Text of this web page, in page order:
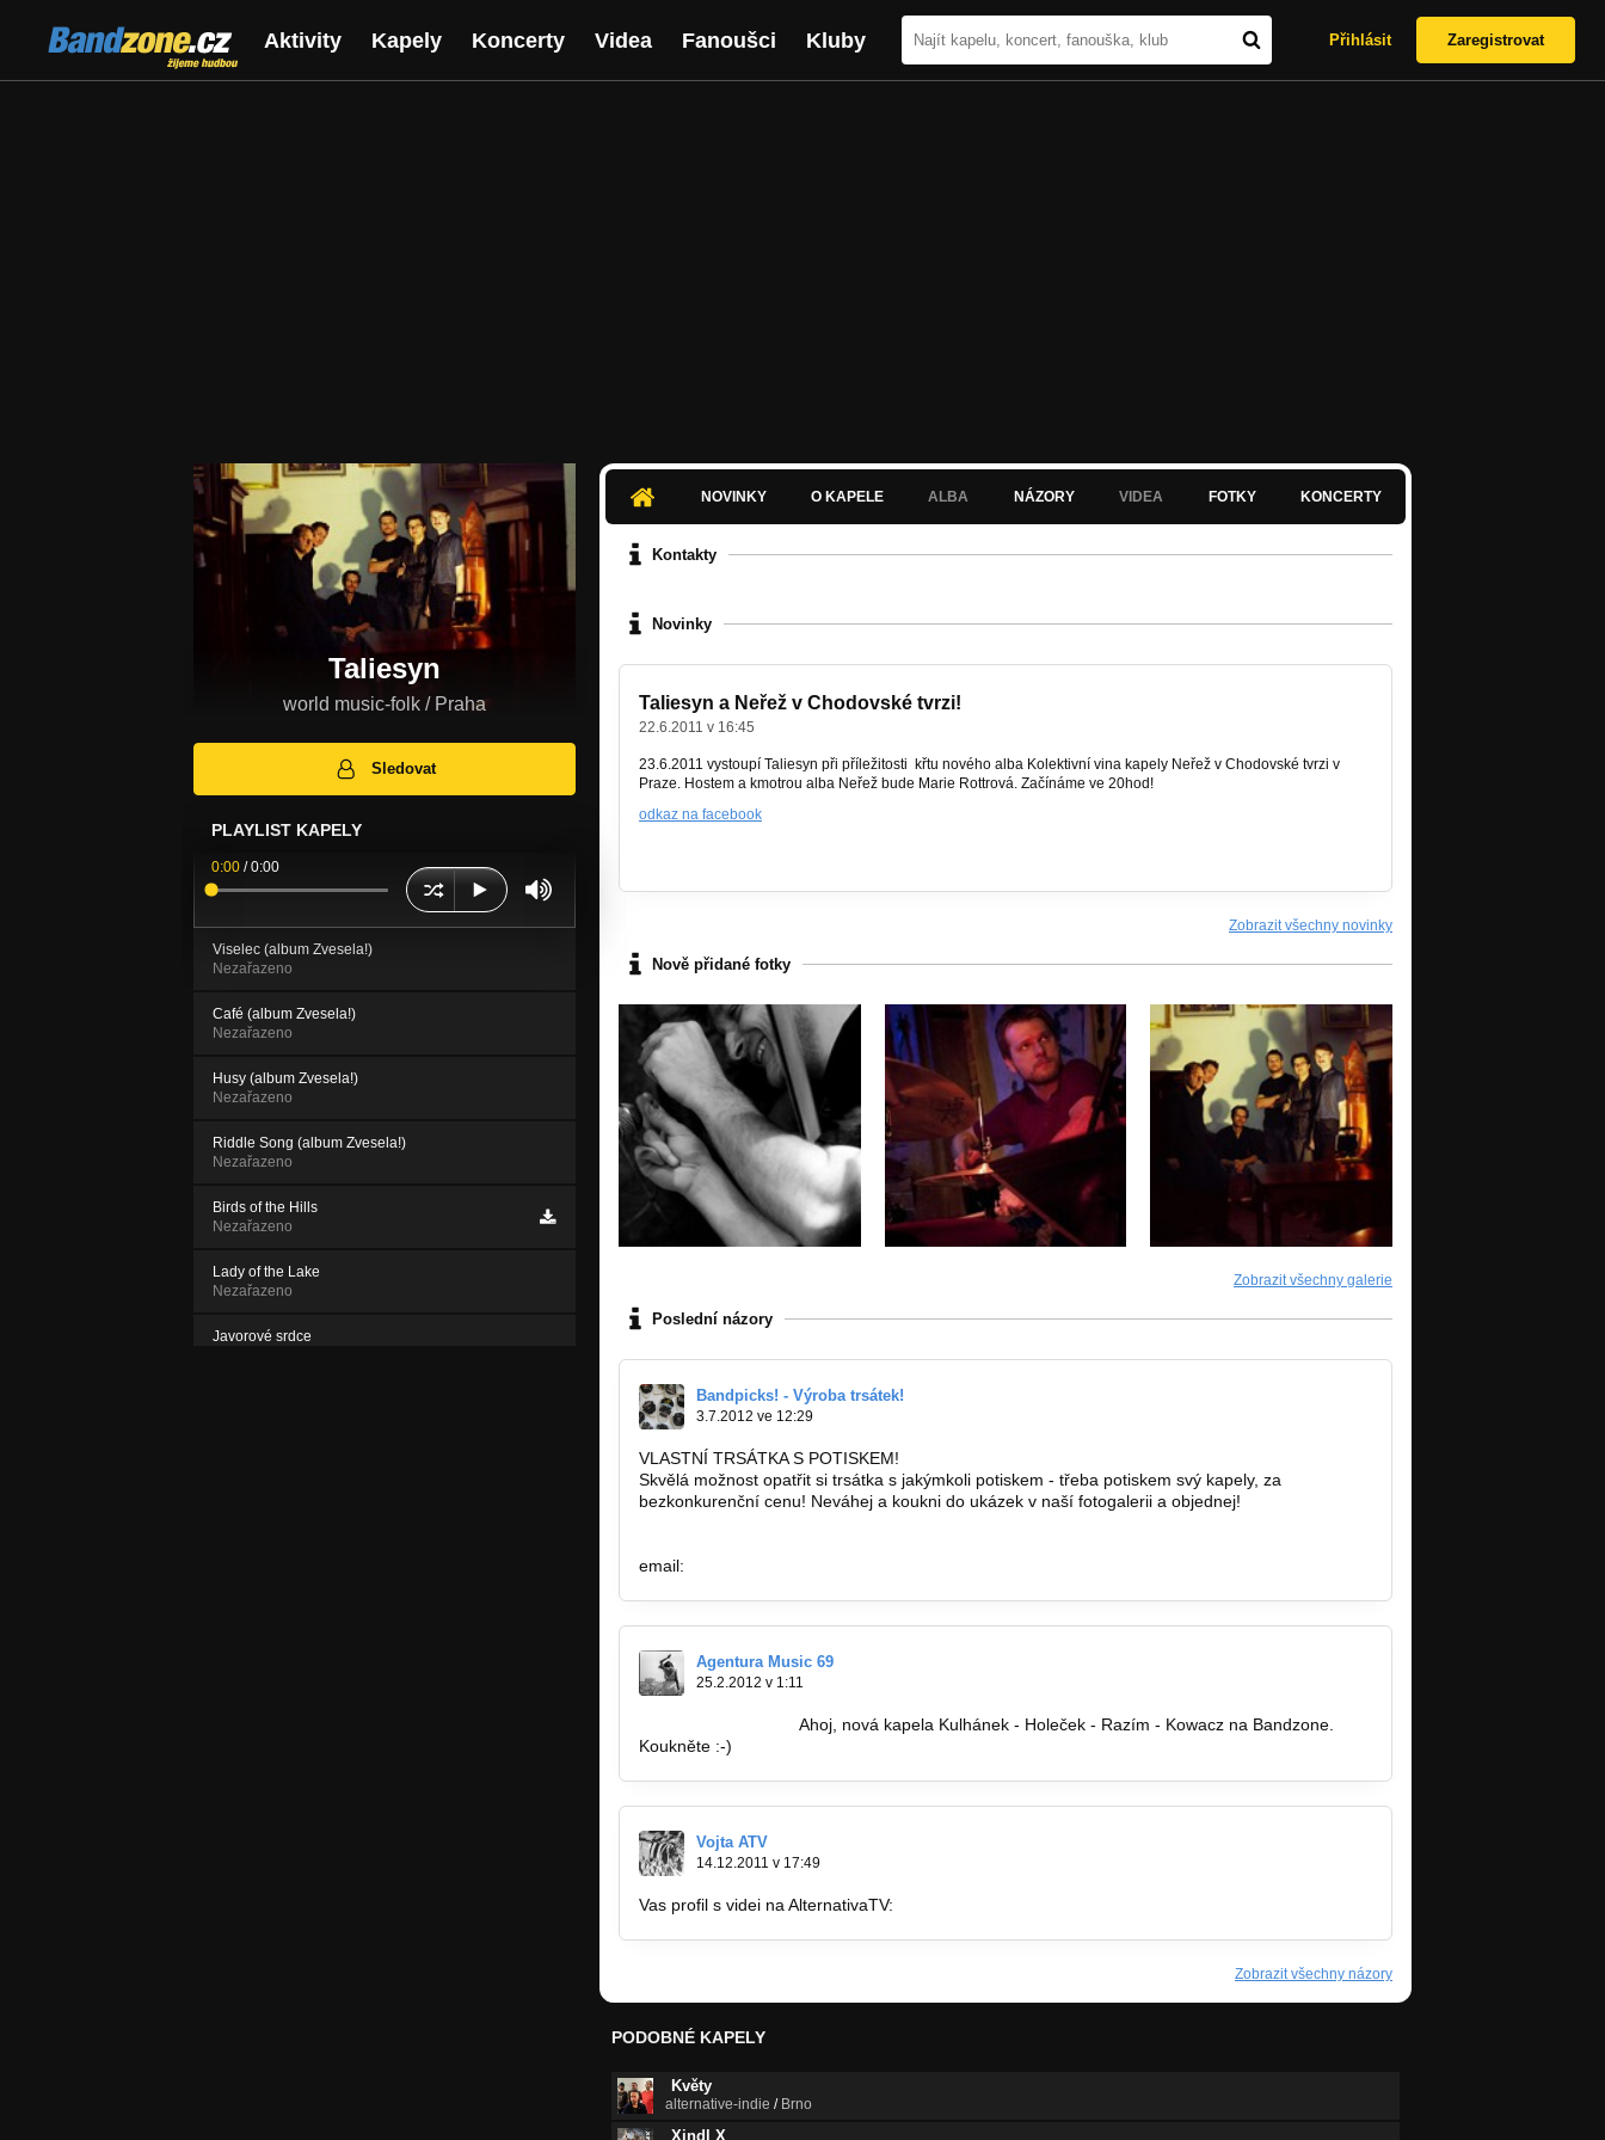
Bandzone.cz
žijeme hudbou
Aktivity Kapely Koncerty Videa Fanoušci Kluby Přihlásit Zaregistrovat
Taliesyn
world music-folk / Praha
Sledovat
PLAYLIST KAPELY
0:00 /0:00
Viselec (album Zvesela!)
Nezařazeno
Café (album Zvesela!)
Nezařazeno
Husy (album Zvesela!)
Nezařazeno
Riddle Song (album Zvesela!)
Nezařazeno
Birds of the Hills
Nezařazeno
Lady of the Lake
Nezařazeno
Javorové srdce
NOVINKY O KAPELE ALBA NÁZORY VIDEA FOTKY KONCERTY
Kontakty
Novinky
Taliesyn a Neřež v Chodovské tvrzi!
22.6.2011 v 16:45
23.6.2011 vystoupí Taliesyn při příležitosti křtu nového alba Kolektivní vina kapely Neřež v Chodovské tvrzi v
Praze. Hostem a kmotrou alba Neřež bude Marie Rottrová. Začínáme ve 20hod!
odkaz na facebook
Zobrazit všechny novinky
Nově přidané fotky
Zobrazit všechny galerie
Poslední názory
Bandpicks! - Výroba trsátek!
3.7.2012 ve 12:29
VLASTNÍ TRSÁTKA S POTISKEM!
Skvělá možnost opatřit si trsátka s jakýmkoli potiskem - třeba potiskem svý kapely, za
bezkonkurenční cenu! Neváhej a koukni do ukázek v naší fotogalerii a objednej!
email:
Agentura Music 69
25.2.2012 v 1:11
Ahoj, nová kapela Kulhánek - Holeček - Razím - Kowacz na Bandzone.
Koukněte :-)
Vojta ATV
14.12.2011 v 17:49
Vas profil s videi na AlternativaTV:
Zobrazit všechny názory
PODOBNÉ KAPELY
Květy
alternative-indie / Brno
Xindl X